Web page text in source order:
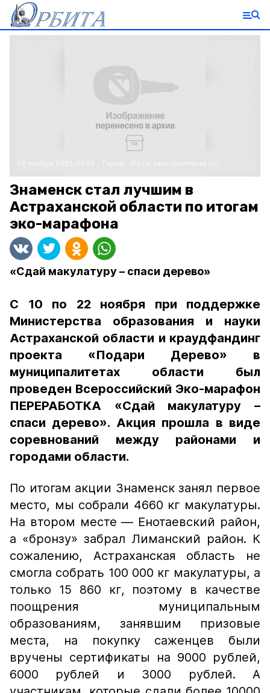
Знаменск стал лучшим в
Астраханской области по итогам
эко-марафона
«Сдай макулатуру – спаси дерево»
С 10 по 22 ноября при поддержке
Министерства образования и науки
Астраханской области и краудфандинг
проекта «Подари Дерево» в
муниципалитетах области был
проведен Всероссийский Эко-марафон
ПЕРЕРАБОТКА «Сдай макулатуру –
спаси дерево». Акция прошла в виде
соревнований между районами и
городами области.
По итогам акции Знаменск занял первое
место, мы собрали 4660 кг макулатуры.
На втором месте — Енотаевский район,
а «бронзу» забрал Лиманский район. К
сожалению, Астраханская область не
смогла собрать 100 000 кг макулатуры, а
только 15 860 кг, поэтому в качестве
поощрения муниципальным
образованиям, занявшим призовые
места, на покупку саженцев были
вручены сертификаты на 9000 рублей,
6000 рублей и 3000 рублей. А